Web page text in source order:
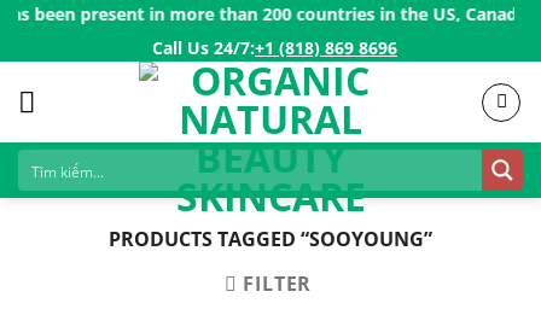
Skipbeen present in more than 200 countries in the US, Canada,
Call Us 24/7:ㅤ+1 (818) 869 8696
PRODUCTS TAGGED “SOOYOUNG”
FILTER